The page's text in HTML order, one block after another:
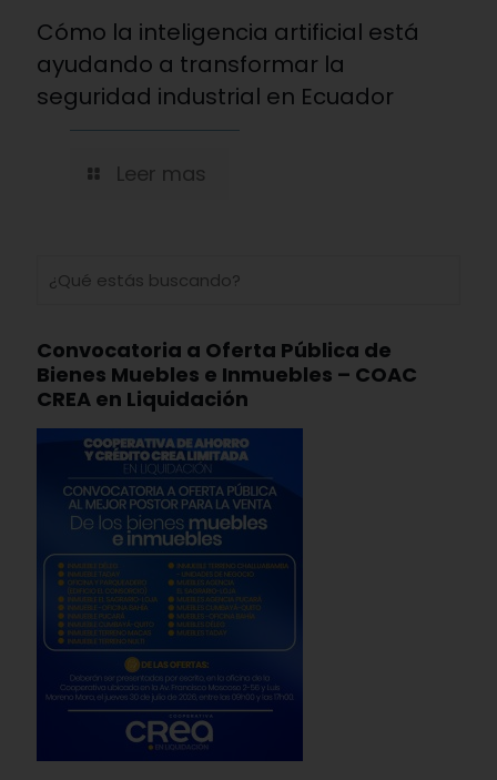
Cómo la inteligencia artificial está
ayudando a transformar la
seguridad industrial en Ecuador
Leer mas
Convocatoria a Oferta Pública de
Bienes Muebles e Inmuebles – COAC
CREA en Liquidación